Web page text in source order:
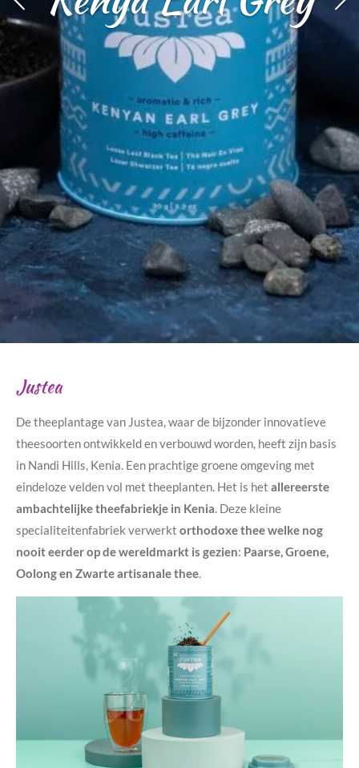
Justea
De theeplantage van Justea, waar de bijzonder innovatieve
theesoorten ontwikkeld en verbouwd worden, heeft zijn basis
in Nandi Hills, Kenia. Een prachtige groene omgeving met
eindeloze velden vol met theeplanten. Het is het allereerste
ambachtelijke theefabriekje in Kenia. Deze kleine
specialiteitenfabriek verwerkt orthodoxe thee welke nog
nooit eerder op de wereldmarkt is gezien: Paarse, Groene,
Oolong en Zwarte artisanale thee.